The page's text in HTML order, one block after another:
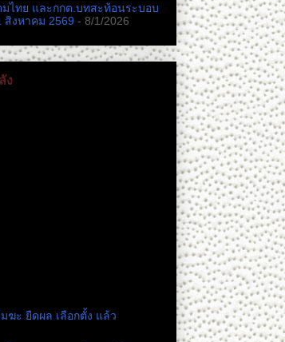
ไทย และกกต.​บทสะท้อนระบอบ
สิงหาคม 2569 - 8/1/2026
ง
ฆะ ยืดผล เลือกตั้ง แล้ว